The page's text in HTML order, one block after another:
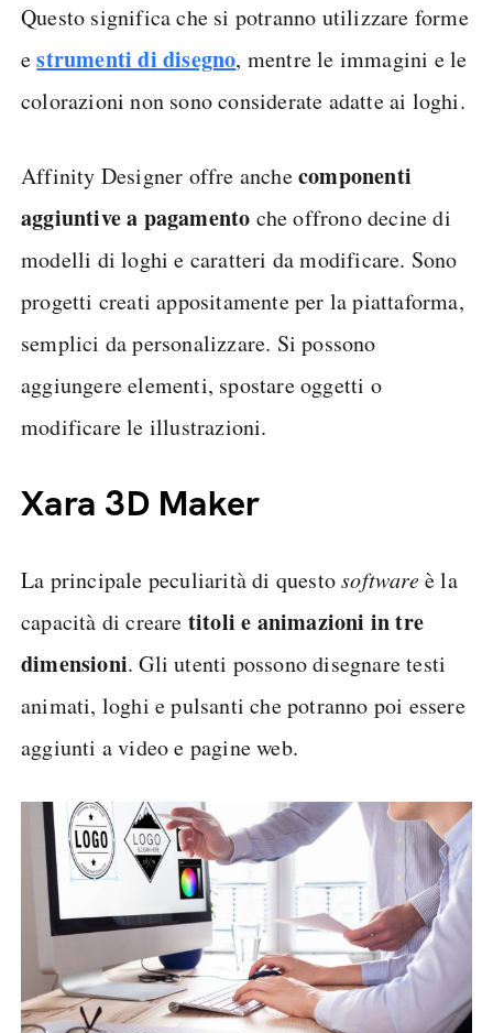
Questo significa che si potranno utilizzare forme
estrumenti di disegno, mentre le immagini e le
colorazioni non sono considerate adatte ai loghi.
Affinity Designer offre anchecomponenti
aggiuntive a pagamento che offrono decine di
modelli di loghi e caratteri da modificare. Sono
progetti creati appositamente per la piattaforma,
semplici da personalizzare. Si possono
aggiungere elementi, spostare oggetti o
modificare le illustrazioni.
Xara 3D Maker
La principale peculiarità di questosoftwareè la
capacità di creare titoli e animazioni in tre
dimensioni. Gli utenti possono disegnare testi
animati, loghi e pulsanti che potranno poi essere
aggiunti a video e pagine web.